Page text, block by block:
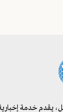
يقدم خدمة إخبارية